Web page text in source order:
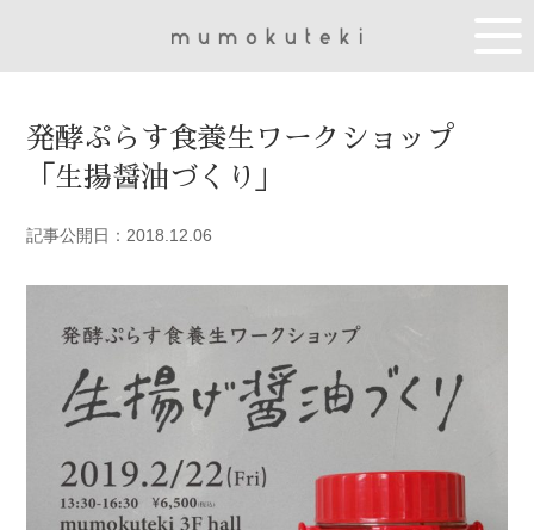
発酵ぷらす食養生ワークショップ
「生揚醤油づくり」
記事公開日：2018.12.06